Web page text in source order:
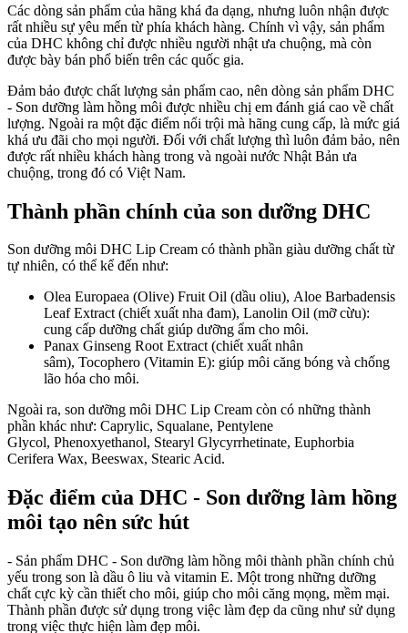
Các dòng sản phẩm của hãng khá đa dạng, nhưng luôn nhận được
rất nhiều sự yêu mến từ phía khách hàng. Chính vì vậy, sản phẩm
của DHC không chỉ được nhiều người nhật ưa chuộng, mà còn
được bày bán phổ biến trên các quốc gia.
Đảm bảo được chất lượng sản phẩm cao, nên dòng sản phẩm DHC
- Son dưỡng làm hồng môi được nhiều chị em đánh giá cao về chất
lượng. Ngoài ra một đặc điểm nổi trội mà hãng cung cấp, là mức giá
khá ưu đãi cho mọi người. Đối với chất lượng thì luôn đảm bảo, nên
được rất nhiều khách hàng trong và ngoài nước Nhật Bản ưa
chuộng, trong đó có Việt Nam.
Thành phần chính của son dưỡng DHC
Son dưỡng môi DHC Lip Cream có thành phần giàu dưỡng chất từ
tự nhiên, có thể kể đến như:
Olea Europaea (Olive) Fruit Oil (dầu oliu), Aloe Barbadensis
Leaf Extract (chiết xuất nha đam), Lanolin Oil (mỡ cừu):
cung cấp dưỡng chất giúp dưỡng ẩm cho môi.
Panax Ginseng Root Extract (chiết xuất nhân
sâm), Tocophero (Vitamin E): giúp môi căng bóng và chống
lão hóa cho môi.
Ngoài ra, son dưỡng môi DHC Lip Cream còn có những thành
phần khác như: Caprylic, Squalane, Pentylene
Glycol, Phenoxyethanol, Stearyl Glycyrrhetinate, Euphorbia
Cerifera Wax, Beeswax, Stearic Acid.
Đặc điểm của DHC - Son dưỡng làm hồng
môi tạo nên sức hút
- Sản phẩm DHC - Son dưỡng làm hồng môi thành phần chính chủ
yếu trong son là dầu ô liu và vitamin E. Một trong những dưỡng
chất cực kỳ cần thiết cho môi, giúp cho môi căng mọng, mềm mại.
Thành phần được sử dụng trong việc làm đẹp da cũng như sử dụng
trong việc thực hiện làm đẹp môi.